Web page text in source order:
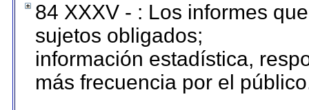
84 XXXV - : Los informes
sujetos obligados;
información estadística,
más frecuencia por el